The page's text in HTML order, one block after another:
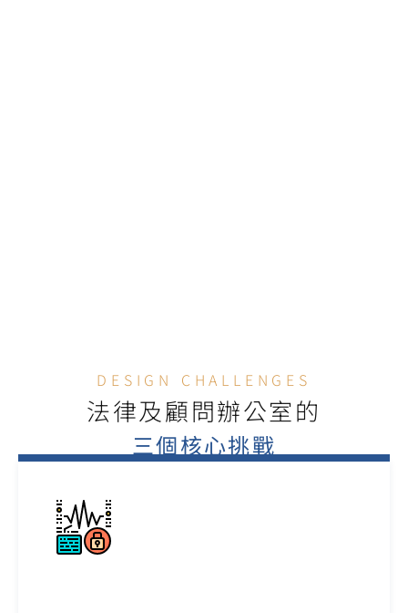
DESIGN CHALLENGES
法律及顧問辦公室的
三個核心挑戰